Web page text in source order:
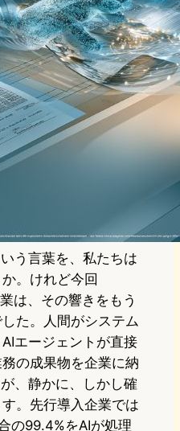
う言葉を、私たちは
。けれど今回
は、その響きをもう
た。人間がシステム
エージェントが直接
の成果物を企業に納
、静かに、しかし確
。先行導入企業では
の99.4%をAIが処理